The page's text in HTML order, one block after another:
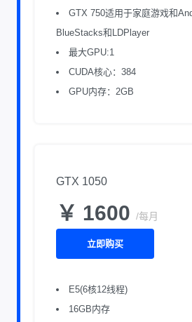
GTX 750适用于家庭游戏和
BlueStacks和LDPlayer
最大GPU:1
CUDA核心：384
GPU内存：2GB
GTX 1050
￥ 1600 /每月
立即购买
E5(6核12线程)
16GB内存